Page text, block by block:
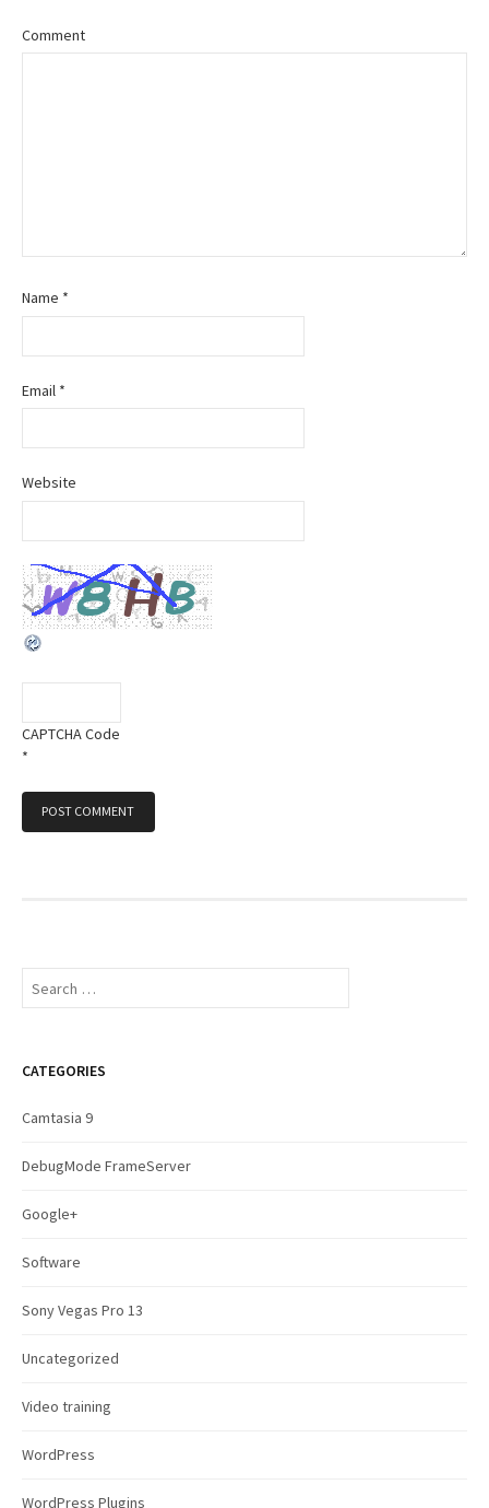
a
i
o
n
Comment
Name *
Email *
Website
CAPTCHA Code
*
S
c
f
r
CATEGORIES
Camtasia 9
DebugMode FrameServer
Google+
Software
Sony Vegas Pro 13
Uncategorized
Video training
WordPress
WordPress Plugins